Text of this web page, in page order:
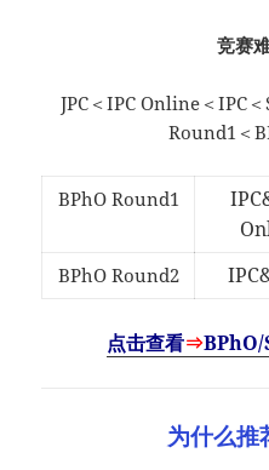
竞赛
JPC＜IPC Online＜IPC
Round1＜
BPhO Round1
BPhO Round2
点击查看⇒BPhO/
为什么推